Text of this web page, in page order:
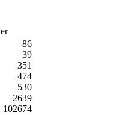
86
39
351
474
530
2639
102674